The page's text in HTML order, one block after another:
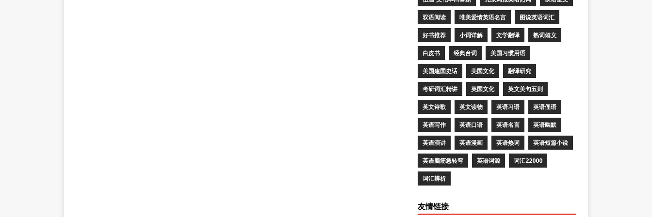
双语阅读 唯美爱情英语名言 图说英语词汇
好书推荐 小词详解 文学翻译 熟词僻义
白皮书 经典台词 美国习惯用语
美国建国史话 美国文化 翻译研究
考研词汇精讲 英国文化 英文美句五则
英文诗歌 英文读物 英语习语 英语俚语
英语写作 英语口语 英语名言 英语幽默
英语演讲 英语漫画 英语热词 英语短篇小说
英语脑筋急转弯 英语词源 词汇22000
词汇辨析
友情链接